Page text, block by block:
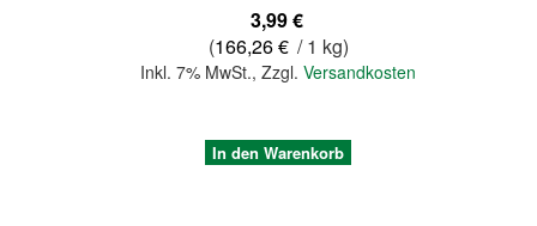
3,99 €
(166,26 € / 1 kg)
Inkl. 7% MwSt.,Zzgl.Versandkosten
In den Warenkorb